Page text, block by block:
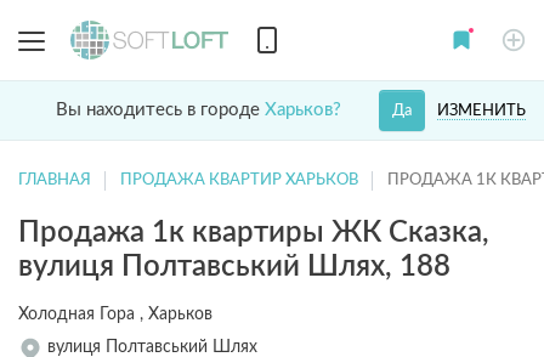
Вы находитесь в городе Харьков? ИЗМЕНИТЬ
Да
ГЛАВНАЯ ПРОДАЖА КВАРТИР ХАРЬКОВ ПРОДАЖА 1К
Продажа 1к квартиры ЖК Сказка,
вулиця Полтавський Шлях, 188
Холодная Гора , Харьков
вулиця Полтавський Шлях